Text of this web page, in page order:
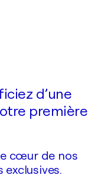
d’une
première
cœur de nos